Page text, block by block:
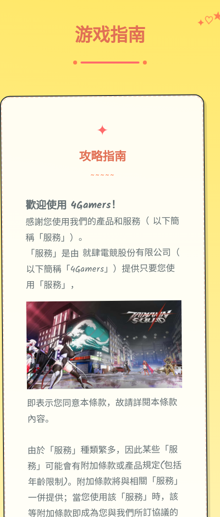
游戏指南
✦♡
✦
攻略指南
~~~~~
歡迎使用 4Gamers！
感謝您使用我們的產品和服務（ 以下簡
稱「服務」）。
「服務」是由 就肆電競股份有限公司（
以下簡稱「4Gamers」）提供只要您使
用「服務」，
即表示您同意本條款，故請詳閱本條款
內容。
由於「服務」種類繁多，因此某些「服
務」可能會有附加條款或產品規定(包括
年齡限制)。附加條款將與相關「服務」
一併提供；當您使用該「服務」時，該
等附加條款即成為您與我們所訂協議的